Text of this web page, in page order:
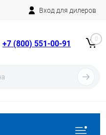
Вход для дилеров
+7 (800) 551-00-91 0